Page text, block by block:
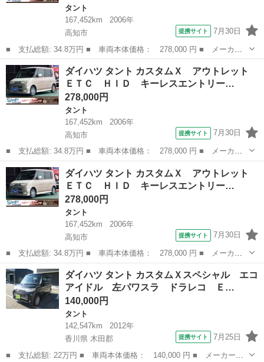
タント
167,452km
2006年
高知市
提携サイト 7月30日
■ 支払総額: 34.8万円 ■ 車両本体価格： 278,000 円 ■ メーカー
名： ダイハツ ■ 車種名： タント ■ グレード名： カスタム
Ｘ アウトレット ＥＴＣ ＨＩＤ キーレスエントリー 電動格納
ミラー ベンチ...
高知 高知市 タント ベンチシート
ダイハツ タント カスタムＸ アウトレット
ＥＴＣ ＨＩＤ キーレスエントリー…
278,000円
タント
167,452km
2006年
高知市
提携サイト 7月30日
■ 支払総額: 34.8万円 ■ 車両本体価格： 278,000 円 ■ メーカー
名： ダイハツ ■ 車種名： タント ■ グレード名： カスタム
Ｘ アウトレット ＥＴＣ ＨＩＤ キーレスエントリー 電動格納
ミラー ベンチ...
高知 高知市 タント ベンチシート
ダイハツ タント カスタムＸ アウトレット
ＥＴＣ ＨＩＤ キーレスエントリー…
278,000円
タント
167,452km
2006年
高知市
提携サイト 7月30日
■ 支払総額: 34.8万円 ■ 車両本体価格： 278,000 円 ■ メーカー
名： ダイハツ ■ 車種名： タント ■ グレード名： カスタム
Ｘ アウトレット ＥＴＣ ＨＩＤ キーレスエントリー 電動格納
ミラー ベンチ...
高知 高知市 タント ベンチシート
ダイハツ タント カスタムＸスペシャル エコ
アイドル 左パワスラ ドラレコ Ｅ…
140,000円
タント
142,547km
2012年
香川県 木田郡
提携サイト 7月25日
■ 支払総額: 22万円 ■ 車両本体価格： 140,000 円 ■ メーカー